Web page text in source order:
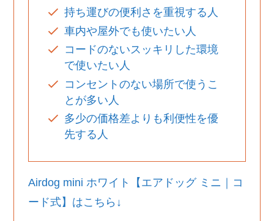
持ち運びの便利さを重視する人
車内や屋外でも使いたい人
コードのないスッキリした環境
で使いたい人
コンセントのない場所で使うこ
とが多い人
多少の価格差よりも利便性を優
先する人
Airdog mini ホワイト【エアドッグ ミニ｜コ
ード式】はこちら↓